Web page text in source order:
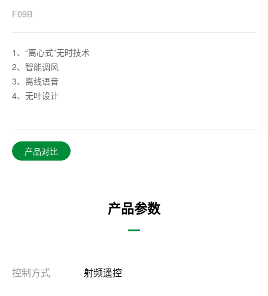
F09B
1、“离心式”无时技术
2、智能调风
3、离线语音
4、无叶设计
产品对比
产品参数
控制方式 射频遥控